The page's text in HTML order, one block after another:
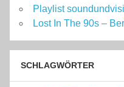
Playlist
Lost In The 90s –
SCHLAGWÖRTER